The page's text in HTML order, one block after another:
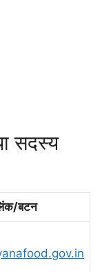
सदस्य
बटन